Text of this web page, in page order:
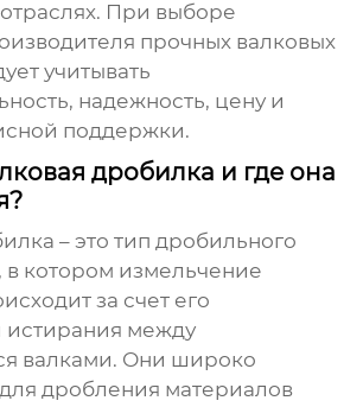
При выборе
прочных валковых
учитывать
надежность, цену и
поддержки.
дробилка и где она
– это тип дробильного
в котором измельчение
за счет его
истирания между
валками. Они широко
дробления материалов